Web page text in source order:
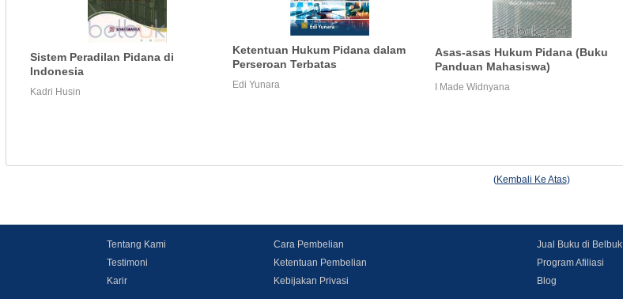
Sistem Peradilan Pidana di
Indonesia
Kadri Husin
Ketentuan Hukum Pidana dalam
Perseroan Terbatas
Edi Yunara
Asas-asas Hukum Pidana (Buku
Panduan Mahasiswa)
I Made Widnyana
(Kembali Ke Atas)
Tentang Kami
Testimoni
Karir
Cara Pembelian
Ketentuan Pembelian
Kebijakan Privasi
Jual Buku di Belbuk
Program Afiliasi
Blog